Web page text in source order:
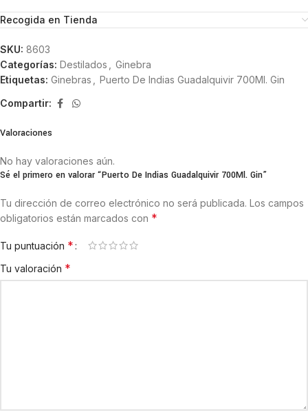
Recogida en Tienda
SKU: 8603
Categorías: Destilados
Ginebra
Etiquetas: Ginebras Puerto De Indias Guadalquivir 700Ml. Gin
Compartir:
Valoraciones
No hay valoraciones aún.
Sé el primero en valorar “Puerto De Indias Guadalquivir 700Ml. Gin”
Tu dirección de correo electrónico no será publicada. Los campos
obligatorios están marcados con *
Tu puntuación *
Tu valoración *